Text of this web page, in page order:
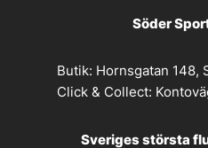
Söder
Butik: Hornsgatan 148,
Click & Collect:
Sveriges största